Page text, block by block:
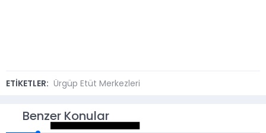
ETİKETLER: Ürgüp Etüt Merkezleri
Benzer Konular